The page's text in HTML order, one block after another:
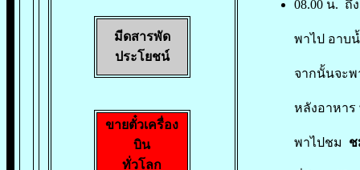
มีดสารพัด
ประโยชน์
ขายตั๋วเครื่อง
บิน
ทั่วโลก
08.00 น. ถึ
พาไป อาบ
จากนั้นจะ
หลังอาหาร
พาไปชม ช